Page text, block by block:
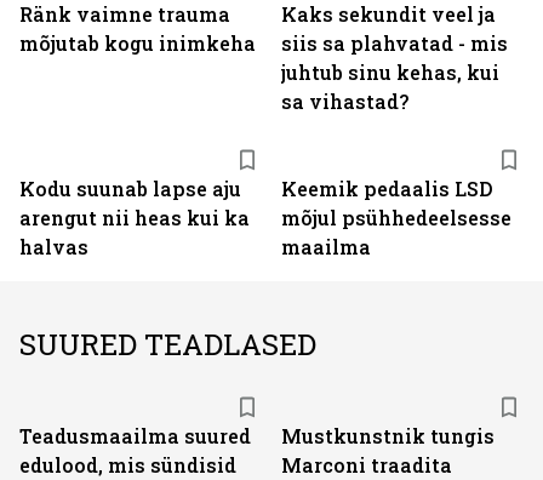
Ränk vaimne trauma
mõjutab kogu inimkeha
Kaks sekundit veel ja
siis sa plahvatad - mis
juhtub sinu kehas, kui
sa vihastad?
Kodu suunab lapse aju
arengut nii heas kui ka
halvas
Keemik pedaalis LSD
mõjul psühhedeelsesse
maailma
SUURED TEADLASED
Teadusmaailma suured
edulood, mis sündisid
Mustkunstnik tungis
Marconi traadita